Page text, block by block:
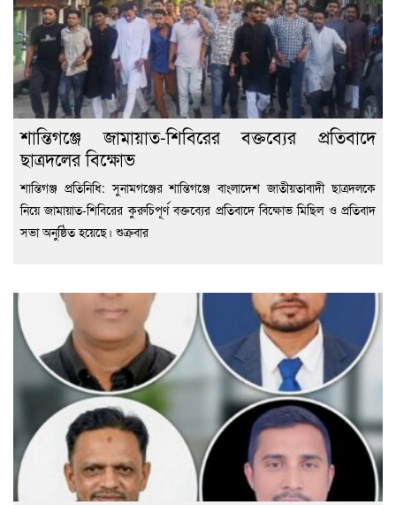
শান্তিগঞ্জে জামায়াত-শিবিরের বক্তব্যের প্রতিবাদে
ছাত্রদলের বিক্ষোভ
শান্তিগঞ্জ প্রতিনিধি: সুনামগঞ্জের শান্তিগঞ্জে বাংলাদেশ জাতীয়তাবাদী ছাত্রদলকে
নিয়ে জামায়াত-শিবিরের কুরুচিপূর্ণ বক্তব্যের প্রতিবাদে বিক্ষোভ মিছিল ও প্রতিবাদ
সভা অনুষ্ঠিত হয়েছে। শুক্রবার